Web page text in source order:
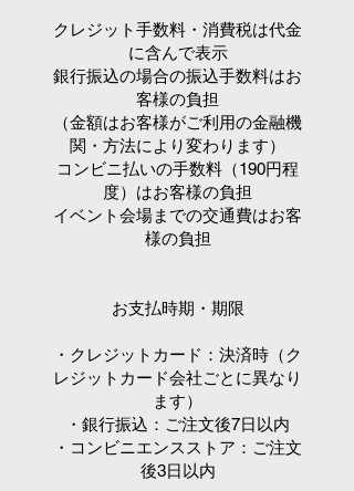
クレジット手数料・消費税は代金
に含んで表示
銀行振込の場合の振込手数料はお
客様の負担
（金額はお客様がご利用の金融機
関・方法により変わります）
コンビニ払いの手数料（190円程
度）はお客様の負担
イベント会場までの交通費はお客
様の負担
お支払時期・期限
・クレジットカード：決済時（ク
レジットカード会社ごとに異なり
ます）
・銀行振込：ご注文後7日以内
・コンビニエンスストア：ご注文
後3日以内